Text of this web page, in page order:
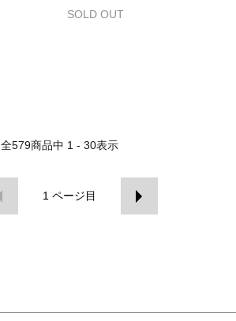
SOLD OUT
全579商品中 1 - 30表示
1 ページ目